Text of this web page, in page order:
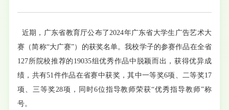
近期，广东省教育厅公布了2024年广东省大学生广告艺术大
赛（简称“大广赛”）的获奖名单。我校学子的参赛作品在全省
127所院校推荐的19035组优秀作品中脱颖而出，获得优异成
绩，共有51件作品在省赛中获奖，其中一等奖6项、二等奖17
项、三等奖28项，同时6位指导教师荣获“优秀指导教师”称
号。